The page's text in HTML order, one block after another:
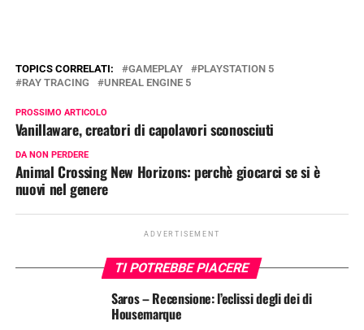
TOPICS CORRELATI: GAMEPLAY
PLAYSTATION 5
RAY TRACING
UNREAL ENGINE 5
PROSSIMO ARTICOLO
Vanillaware, creatori di capolavori sconosciuti
DA NON PERDERE
Animal Crossing New Horizons: perchè giocarci se si è
nuovi nel genere
ADVERTISEMENT
TI POTREBBE PIACERE
Saros – Recensione: l’eclissi degli dei di
Housemarque